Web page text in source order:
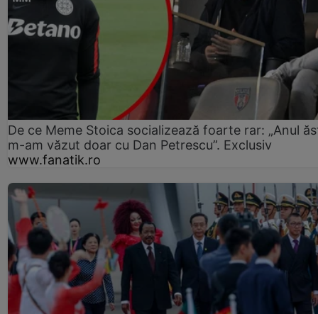
De ce Meme Stoica socializează foarte rar: „Anul
m-am văzut doar cu Dan Petrescu”. Exclusiv
www.fanatik.ro